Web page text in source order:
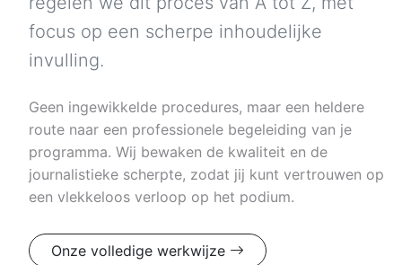
focus op een scherpe inhoudelijke
invulling.
Geen ingewikkelde procedures, maar een heldere
route naar een professionele begeleiding van je
programma. Wij bewaken de kwaliteit en de
journalistieke scherpte, zodat jij kunt vertrouwen op
een vlekkeloos verloop op het podium.
Onze volledige werkwijze